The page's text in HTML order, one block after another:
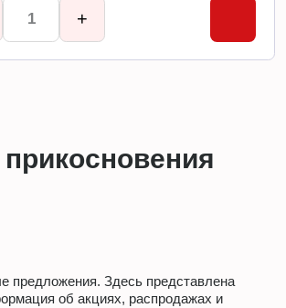
+
предложения. Здесь представлена
об акциях, распродажах и